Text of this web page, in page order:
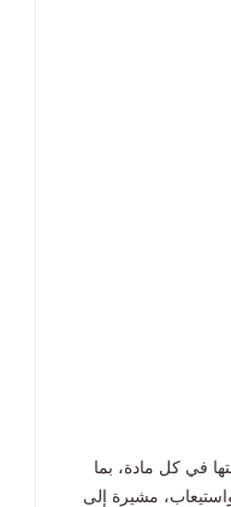
في كل مادة، بما
مشيرة إلى